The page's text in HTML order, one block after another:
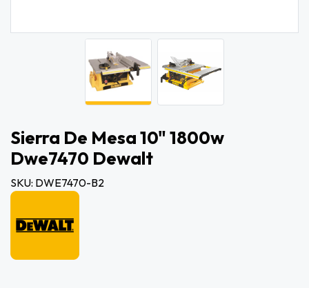
Sierra De Mesa 10" 1800w
Dwe7470 Dewalt
SKU: DWE7470-B2